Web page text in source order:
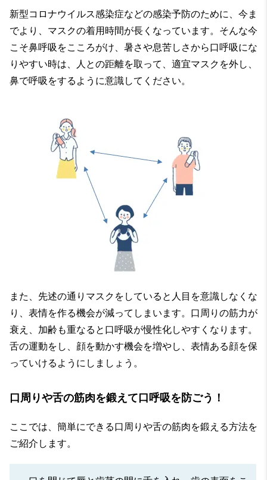
新型コロナウイルス感染症などの感染予防のために、今ま
でより、マスクの着用時間が長くなっています。そんな今
こそ鼻呼吸をこころがけ、暑さや息苦しさから口呼吸にな
りやすい時は、人との距離を取って、適宜マスクを外し、
鼻で呼吸をするように意識してください。
また、先述の通りマスクをしていると人目を意識しなくな
り、表情を作る機会が減ってしまいます。口周りの筋力が
衰え、加齢も重なると口呼吸が慢性化しやすくなります。
舌の運動をし、顔を動かす機会を増やし、表情ある顔を保
っていけるようにしましょう。
口周りや舌の筋肉を鍛えて口呼吸を防ごう！
ここでは、簡単にできる口周りや舌の筋肉を鍛える方法を
ご紹介します。